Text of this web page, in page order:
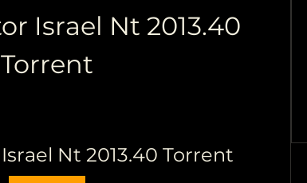
Israel Nt 2013.40
Torrent
Nt 2013.40 Torrent